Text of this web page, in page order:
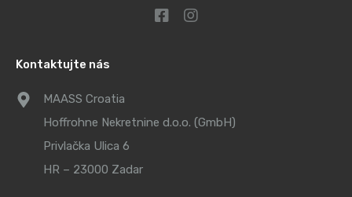
Kontaktujte nás
MAASS Croatia
Hoffrohne Nekretnine d.o.o. (GmbH)
Privlačka Ulica 6
HR – 23000 Zadar